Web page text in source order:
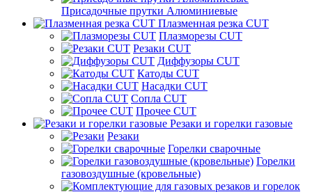
Присадочные прутки Алюминиевые
Плазменная резка CUT
Плазморезы CUT
Резаки CUT
Диффузоры CUT
Катоды CUT
Насадки CUT
Сопла CUT
Прочее CUT
Резаки и горелки газовые
Резаки
Горелки сварочные
Горелки
газовоздушные (кровельные)